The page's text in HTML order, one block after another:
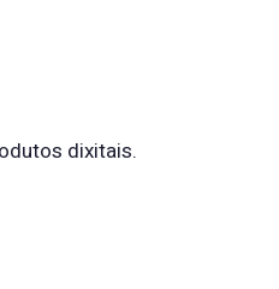
dixitais.